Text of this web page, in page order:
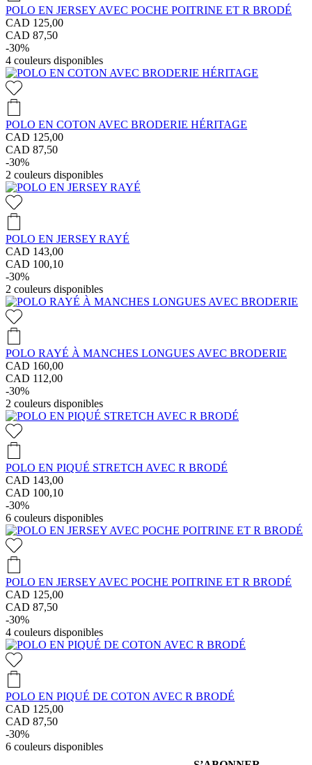
POLO EN JERSEY AVEC POCHE POITRINE ET R BRODÉ
CAD 125,00
CAD 87,50
-30%
4 couleurs disponibles
POLO EN COTON AVEC BRODERIE HÉRITAGE
CAD 125,00
CAD 87,50
-30%
2 couleurs disponibles
POLO EN JERSEY RAYÉ
CAD 143,00
CAD 100,10
-30%
2 couleurs disponibles
POLO RAYÉ À MANCHES LONGUES AVEC BRODERIE
CAD 160,00
CAD 112,00
-30%
2 couleurs disponibles
POLO EN PIQUÉ STRETCH AVEC R BRODÉ
CAD 143,00
CAD 100,10
-30%
6 couleurs disponibles
POLO EN JERSEY AVEC POCHE POITRINE ET R BRODÉ
CAD 125,00
CAD 87,50
-30%
4 couleurs disponibles
POLO EN PIQUÉ DE COTON AVEC R BRODÉ
CAD 125,00
CAD 87,50
-30%
6 couleurs disponibles